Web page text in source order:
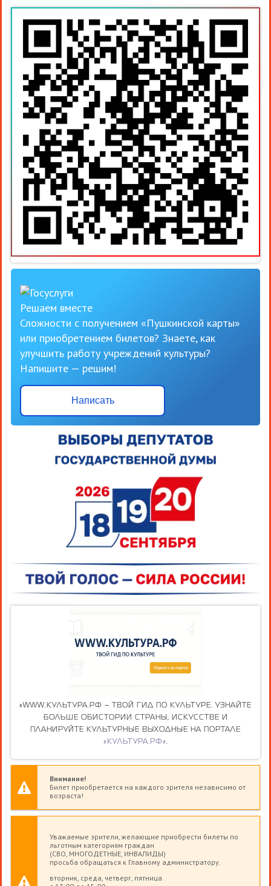
Решаем вместе
Сложности с получением «Пушкинской карты»
или приобретением билетов? Знаете, как
улучшить работу учреждений культуры?
Напишите — решим!
Написать
«WWW.КУЛЬТУРА.РФ – ТВОЙ ГИД ПО КУЛЬТУРЕ. УЗНАЙТЕ
БОЛЬШЕ ОБИСТОРИИ СТРАНЫ, ИСКУССТВЕ И
ПЛАНИРУЙТЕ КУЛЬТУРНЫЕ ВЫХОДНЫЕ НА ПОРТАЛЕ
«КУЛЬТУРА.РФ»
Внимание!
Билет приобретается на каждого зрителя независимо от
возраста!
Уважаемые зрители, желающие приобрести билеты по
льготным категориям граждан
(СВО, МНОГОДЕТНЫЕ, ИНВАЛИДЫ)
просьба обращаться к Главному администратору.
вторник, среда, четверг, пятница